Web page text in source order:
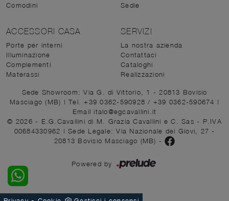
Comodini
Sedie
ACCESSORI CASA
Porte per interni
Illuminazione
Complementi
Materassi
SERVIZI
La nostra azienda
Contattaci
Cataloghi
Realizzazioni
Sede Showroom: Via G. di Vittorio, 1 - 20813 Bovisio
Masciago (MB) | Tel. +39 0362-590928/ +39 0362-590674 |
Email italo@egcavallini.it
© 2026 - E.G.Cavallini di M. Grazia Cavallini e C. Sas - P.IVA
00684330962 | Sede Legale: Via Nazionale dei Giovi, 27 -
20813 Bovisio Masciago (MB) -
Powered by